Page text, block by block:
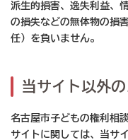
派生的損害、逸失利益、
の損失などの無体物の損
任）を負いません。
当サイト以外
名古屋市子どもの権利相
サイトに関しては、当サ